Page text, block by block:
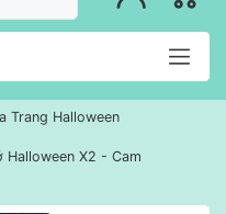
Trang Halloween
Halloween X2 - Cam